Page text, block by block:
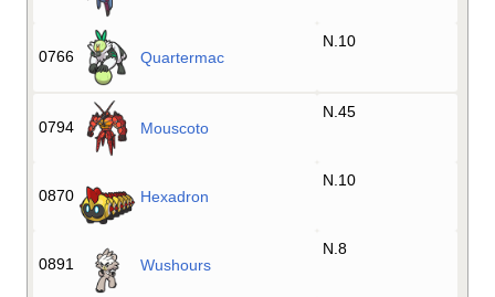
0766 Quartermac
N.10
0794 Mouscoto
N.45
0870 Hexadron
N.10
0891 Wushours
N.8